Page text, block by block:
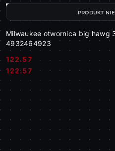
Milwaukee otwornica big hawg
4932464923
Cena:
122.57
Cena:
122.57
PRODUKT